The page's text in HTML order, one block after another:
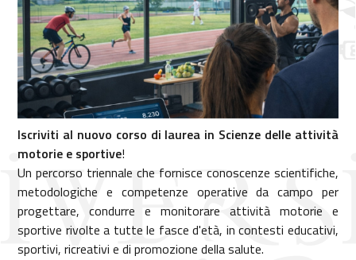
Iscriviti al nuovo corso di laurea in Scienze delle attività
motorie e sportive!
Un percorso triennale che fornisce conoscenze scientifiche,
metodologiche e competenze operative da campo per
progettare, condurre e monitorare attività motorie e
sportive rivolte a tutte le fasce d'età, in contesti educativi,
sportivi, ricreativi e di promozione della salute.